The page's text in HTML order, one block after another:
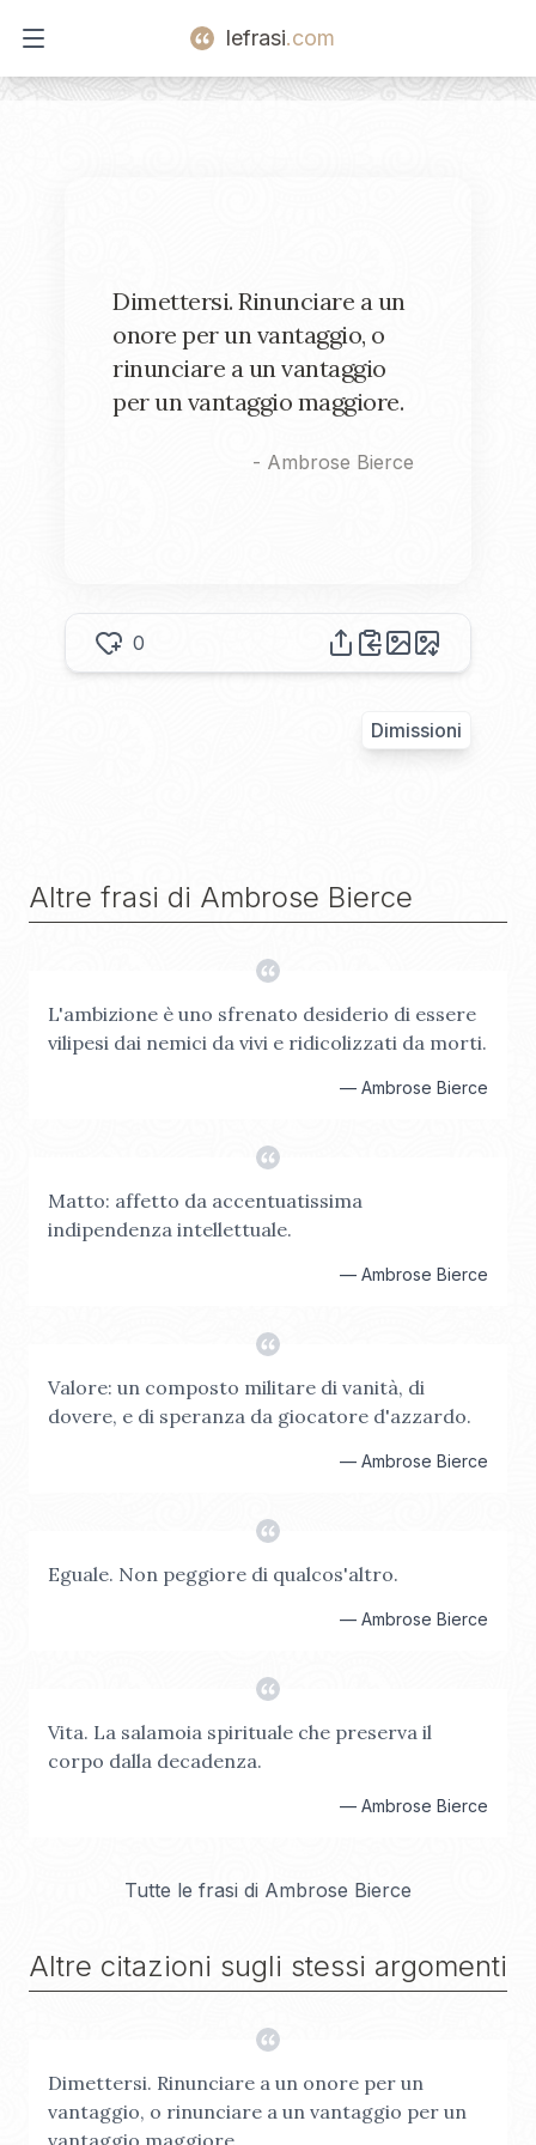
Open main menu
lefrasi.com
Dimettersi. Rinunciare a un
onore per un vantaggio, o
rinunciare a un vantaggio
per un vantaggio maggiore.
- Ambrose Bierce
0
Dimissioni
Altre frasi di Ambrose Bierce
L'ambizione è uno sfrenato desiderio di essere
vilipesi dai nemici da vivi e ridicolizzati da morti.
— Ambrose Bierce
Matto: affetto da accentuatissima
indipendenza intellettuale.
— Ambrose Bierce
Valore: un composto militare di vanità, di
dovere, e di speranza da giocatore d'azzardo.
— Ambrose Bierce
Eguale. Non peggiore di qualcos'altro.
— Ambrose Bierce
Vita. La salamoia spirituale che preserva il
corpo dalla decadenza.
— Ambrose Bierce
Tutte le frasi di Ambrose Bierce
Altre citazioni sugli stessi argomenti
Dimettersi. Rinunciare a un onore per un
vantaggio, o rinunciare a un vantaggio per un
vantaggio maggiore.